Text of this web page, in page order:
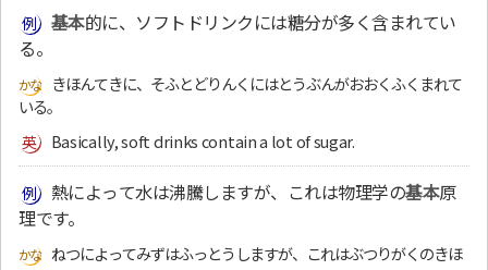
基本的に、ソフトドリンクには糖分が多く含まれてい
る。
きほんてきに、そふとどりんくにはとうぶんがおおくふくまれて
いる。
Basically, soft drinks contain a lot of sugar.
熱によって水は沸騰しますが、これは物理学の基本原
理です。
ねつによってみずはふっとうしますが、これはぶつりがくのきほ